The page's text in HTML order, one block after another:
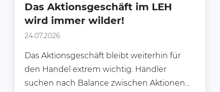
Das Aktionsgeschäft im LEH
wird immer wilder!
24.07.2026
Das Aktionsgeschäft bleibt weiterhin für
den Handel extrem wichtig. Händler
suchen nach Balance zwischen Aktionen